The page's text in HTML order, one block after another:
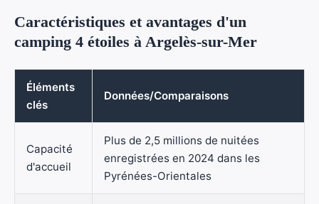
Caractéristiques et avantages d'un
camping 4 étoiles à Argelès-sur-Mer
Éléments
clés
Données/Comparaisons
Capacité
d'accueil
Plus de 2,5 millions de nuitées
enregistrées en 2024 dans les
Pyrénées-Orientales